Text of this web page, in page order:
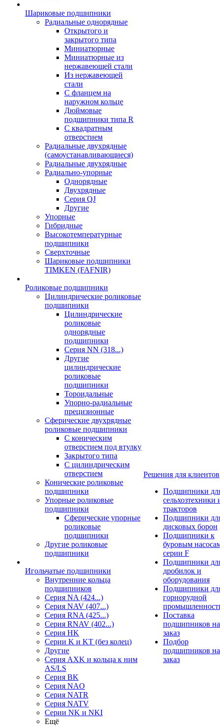
Шариковые подшипники
Радиальные однорядные
Открытого и
закрытого типа
Миниатюрные
Миниатюрные из
нержавеющей стали
Из нержавеющей
стали
С фланцем на
наружном кольце
Дюймовые
подшипники типа R
С квадратным
отверстием
Радиальные двухрядные
(самоустанавливающиеся)
Радиальные двухрядные
Радиально-упорные
Однорядные
Двухрядные
Серия QJ
Другие
Упорные
Гибридные
Высокотемпературные
подшипники
Сверхточные
Шариковые подшипники
TIMKEN (FAFNIR)
Роликовые подшипники
Цилиндрические роликовые
подшипники
Цилиндрические
роликовые
однорядные
подшипники
Серия NN (318...)
Другие
цилиндрические
роликовые
подшипники
Тороидальные
Упорно-радиальные
прецизионные
Сферические двухрядные
роликовые подшипники
С коническим
отверстием под втулку
Закрытого типа
С цилиндрическим
отверстием
Конические роликовые
подшипники
Упорные роликовые
подшипники
Сферические упорные
роликовые
подшипники
Другие роликовые
подшипники
Игольчатые подшипники
Внутренние кольца
подшипников
Серия NA (424...)
Серия NAV (407...)
Серия RNA (425...)
Серия RNAV (402...)
Серия HK
Серии K и KT (без колец)
Другие
Серия AXK и кольца к ним
AS/LS
Серия BK
Серия NAO
Серия NATR
Серия NATV
Серии NK и NKI
Ещё
Решения для клиентов
Подшипники
сельхозтехники
тракторов
Подшипники
дисковых борон
Подшипники к
буровым
серии F
Подшипники
дробилок и
оборудования
Подшипники
горнорудной
Поставка
подшипников на
заказ
Подбор
подшипников на
заказ